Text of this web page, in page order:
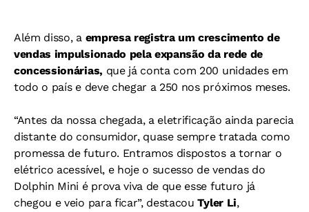
Além disso, a empresa registra um crescimento de
vendas impulsionado pela expansão da rede de
concessionárias, que já conta com 200 unidades em
todo o país e deve chegar a 250 nos próximos meses.
“Antes da nossa chegada, a eletrificação ainda parecia
distante do consumidor, quase sempre tratada como
promessa de futuro. Entramos dispostos a tornar o
elétrico acessível, e hoje o sucesso de vendas do
Dolphin Mini é prova viva de que esse futuro já
chegou e veio para ficar”, destacouTyler Li,